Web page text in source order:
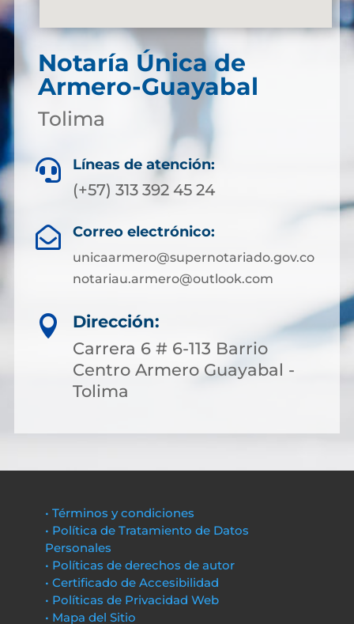
Notaría Única de
Armero-Guayabal
Tolima
 Líneas de atención:
(+57) 313 392 45 24
 Correo electrónico:
unicaarmero@supernotariado.gov.co
notariau.armero@outlook.com

Dirección:
Carrera 6 # 6-113 Barrio
Centro Armero Guayabal -
Tolima
• Términos y condiciones
• Política de Tratamiento de Datos
Personales
• Políticas de derechos de autor
• Certificado de Accesibilidad
• Políticas de Privacidad Web
• Mapa del Sitio